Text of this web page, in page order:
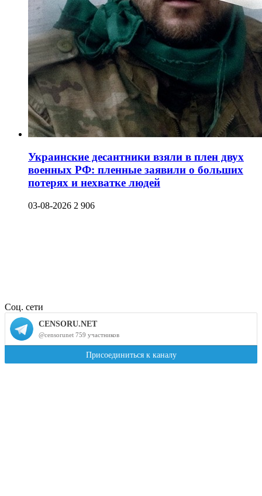
Украинские десантники взяли в плен двух
военных РФ: пленные заявили о больших
потерях и нехватке людей
03-08-2026 2 906
Соц. сети